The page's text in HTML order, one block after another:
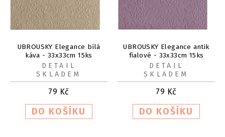
UBROUSKY Elegance bílá
káva - 33x33cm 15ks
79 Kč
DETAIL
SKLADEM
UBROUSKY Elegance antik
fialové - 33x33cm 15ks
79 Kč
DETAIL
SKLADEM